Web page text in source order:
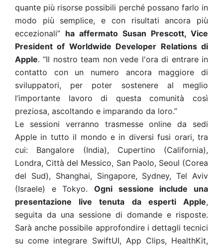
quante più risorse possibili perché possano farlo in
modo più semplice, e con risultati ancora più
eccezionali” ha affermato Susan Prescott, Vice
President of Worldwide Developer Relations di
Apple. “Il nostro team non vede l'ora di entrare in
contatto con un numero ancora maggiore di
sviluppatori, per poter sostenere al meglio
l’importante lavoro di questa comunità così
preziosa, ascoltando e imparando da loro.”
Le sessioni verranno trasmesse online da sedi
Apple in tutto il mondo e in diversi fusi orari, tra
cui: Bangalore (India), Cupertino (California),
Londra, Città del Messico, San Paolo, Seoul (Corea
del Sud), Shanghai, Singapore, Sydney, Tel Aviv
(Israele) e Tokyo. Ogni sessione include una
presentazione live tenuta da esperti Apple,
seguita da una sessione di domande e risposte.
Sarà anche possibile approfondire i dettagli tecnici
su come integrare SwiftUI, App Clips, HealthKit,